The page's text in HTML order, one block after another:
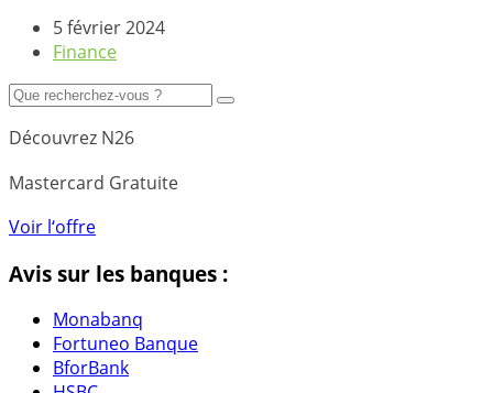
5 février 2024
Finance
Découvrez N26
Mastercard Gratuite
Voir l‘offre
Avis sur les banques :
Monabanq
Fortuneo Banque
BforBank